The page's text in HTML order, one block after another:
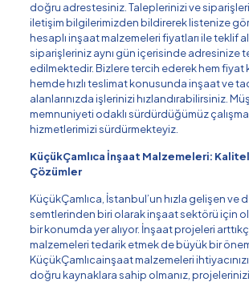
doğru adrestesiniz. Taleplerinizi ve
iletişim bilgilerimizden bildirerek listenize
hesaplı inşaat malzemeleri fiyatları ile teklif
siparişleriniz aynı gün içerisinde adresinize
edilmektedir. Bizlere tercih ederek hem fiyat
hemde hızlı teslimat konusunda inşaat ve
alanlarınızda işlerinizi hızlandırabilirsiniz.
memnuniyeti odaklı sürdürdüğümüz
hizmetlerimizi sürdürmekteyiz.
KüçükÇamlıca İnşaat Malzemeleri:
Çözümler
KüçükÇamlıca, İstanbul’un hızla gelişen ve
semtlerinden biri olarak inşaat sektörü için
bir konumda yer alıyor. İnşaat projeleri
malzemeleri tedarik etmek de büyük bir
KüçükÇamlıcainşaat malzemeleri
doğru kaynaklara sahip olmanız,